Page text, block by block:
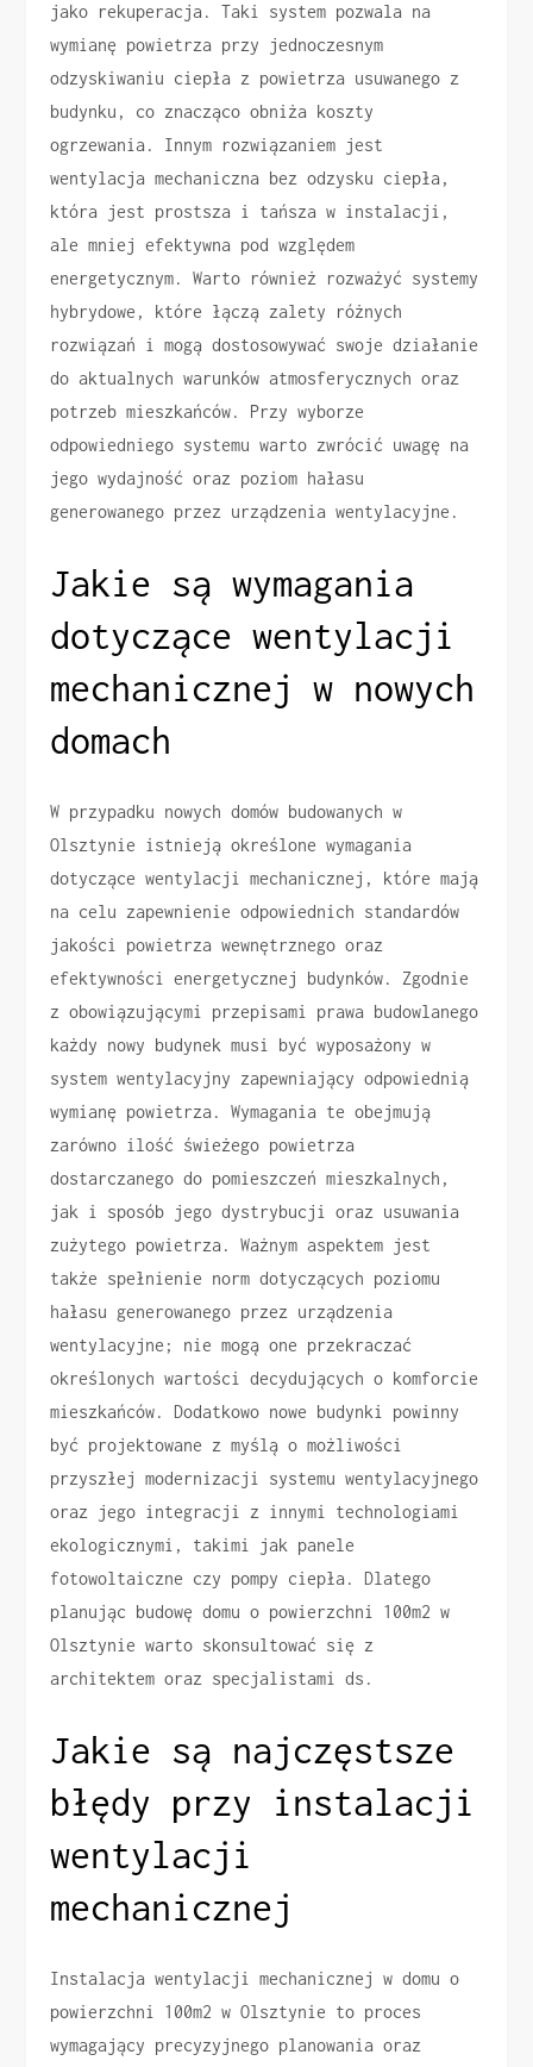
jako rekuperacja. Taki system pozwala na
wymianę powietrza przy jednoczesnym
odzyskiwaniu ciepła z powietrza usuwanego z
budynku, co znacząco obniża koszty
ogrzewania. Innym rozwiązaniem jest
wentylacja mechaniczna bez odzysku ciepła,
która jest prostsza i tańsza w instalacji,
ale mniej efektywna pod względem
energetycznym. Warto również rozważyć systemy
hybrydowe, które łączą zalety różnych
rozwiązań i mogą dostosowywać swoje działanie
do aktualnych warunków atmosferycznych oraz
potrzeb mieszkańców. Przy wyborze
odpowiedniego systemu warto zwrócić uwagę na
jego wydajność oraz poziom hałasu
generowanego przez urządzenia wentylacyjne.
Jakie są wymagania
dotyczące wentylacji
mechanicznej w nowych
domach
W przypadku nowych domów budowanych w
Olsztynie istnieją określone wymagania
dotyczące wentylacji mechanicznej, które mają
na celu zapewnienie odpowiednich standardów
jakości powietrza wewnętrznego oraz
efektywności energetycznej budynków. Zgodnie
z obowiązującymi przepisami prawa budowlanego
każdy nowy budynek musi być wyposażony w
system wentylacyjny zapewniający odpowiednią
wymianę powietrza. Wymagania te obejmują
zarówno ilość świeżego powietrza
dostarczanego do pomieszczeń mieszkalnych,
jak i sposób jego dystrybucji oraz usuwania
zużytego powietrza. Ważnym aspektem jest
także spełnienie norm dotyczących poziomu
hałasu generowanego przez urządzenia
wentylacyjne; nie mogą one przekraczać
określonych wartości decydujących o komforcie
mieszkańców. Dodatkowo nowe budynki powinny
być projektowane z myślą o możliwości
przyszłej modernizacji systemu wentylacyjnego
oraz jego integracji z innymi technologiami
ekologicznymi, takimi jak panele
fotowoltaiczne czy pompy ciepła. Dlatego
planując budowę domu o powierzchni 100m2 w
Olsztynie warto skonsultować się z
architektem oraz specjalistami ds.
Jakie są najczęstsze
błędy przy instalacji
wentylacji
mechanicznej
Instalacja wentylacji mechanicznej w domu o
powierzchni 100m2 w Olsztynie to proces
wymagający precyzyjnego planowania oraz